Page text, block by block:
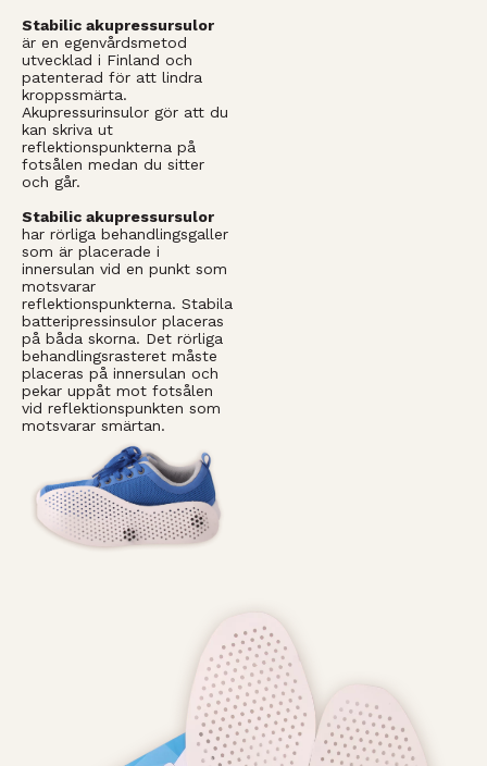
Stabilic akupressursulor
är en egenvårdsmetod
utvecklad i Finland och
patenterad för att lindra
kroppssmärta.
Akupressurinsulor gör att du
kan skriva ut
reflektionspunkterna på
fotsålen medan du sitter
och går.
Stabilic akupressursulor
har rörliga behandlingsgaller
som är placerade i
innersulan vid en punkt som
motsvarar
reflektionspunkterna. Stabila
batteripressinsulor placeras
på båda skorna. Det rörliga
behandlingsrasteret måste
placeras på innersulan och
pekar uppåt mot fotsålen
vid reflektionspunkten som
motsvarar smärtan.